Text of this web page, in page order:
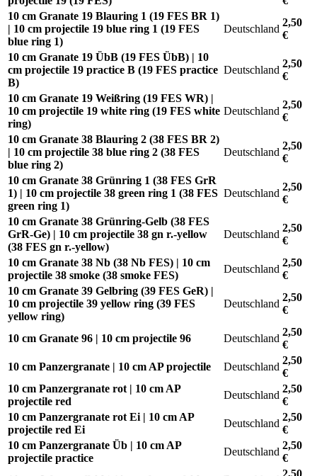
10 cm Granate 19 Blauring 1 (19 FES BR 1)
| 10 cm projectile 19 blue ring 1 (19 FES
blue ring 1)
Deutschland
2,50
€
10 cm Granate 19 ÜbB (19 FES ÜbB) | 10
cm projectile 19 practice B (19 FES practice
B)
Deutschland
2,50
€
10 cm Granate 19 Weißring (19 FES WR) |
10 cm projectile 19 white ring (19 FES white
ring)
Deutschland
2,50
€
10 cm Granate 38 Blauring 2 (38 FES BR 2)
| 10 cm projectile 38 blue ring 2 (38 FES
blue ring 2)
Deutschland
2,50
€
10 cm Granate 38 Grünring 1 (38 FES GrR
1) | 10 cm projectile 38 green ring 1 (38 FES
green ring 1)
Deutschland
2,50
€
10 cm Granate 38 Grünring-Gelb (38 FES
GrR-Ge) | 10 cm projectile 38 gn r.-yellow
(38 FES gn r.-yellow)
Deutschland
2,50
€
10 cm Granate 38 Nb (38 Nb FES) | 10 cm
projectile 38 smoke (38 smoke FES)
Deutschland
2,50
€
10 cm Granate 39 Gelbring (39 FES GeR) |
10 cm projectile 39 yellow ring (39 FES
yellow ring)
Deutschland
2,50
€
10 cm Granate 96 | 10 cm projectile 96 Deutschland
2,50
€
10 cm Panzergranate | 10 cm AP projectile
Deutschland
2,50
€
10 cm Panzergranate rot | 10 cm AP
projectile red
Deutschland
2,50
€
10 cm Panzergranate rot Ei | 10 cm AP
projectile red Ei
Deutschland
2,50
€
10 cm Panzergranate Üb | 10 cm AP
projectile practice
Deutschland
2,50
€
2,50